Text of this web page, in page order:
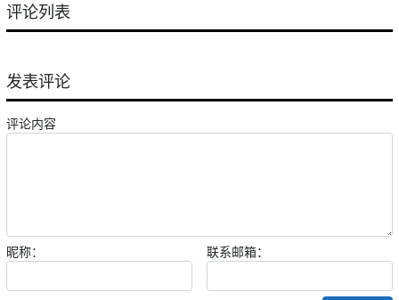
评论列表
发表评论
评论内容
昵称： 联系邮箱：